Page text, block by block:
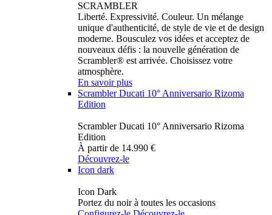
SCRAMBLER
Liberté. Expressivité. Couleur. Un mélange
unique d'authenticité, de style de vie et de design
moderne. Bousculez vos idées et acceptez de
nouveaux défis : la nouvelle génération de
Scrambler® est arrivée. Choisissez votre
atmosphère.
En savoir plus
Scrambler Ducati 10° Anniversario Rizoma
Edition
Scrambler Ducati 10° Anniversario Rizoma
Edition
À partir de 14.990 €
Découvrez-le
Icon dark
Icon Dark
Portez du noir à toutes les occasions